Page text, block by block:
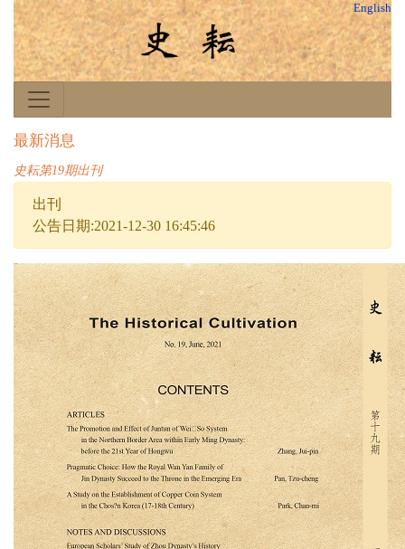
English
最新消息
史耘第19期出刊
出刊
公告日期:2021-12-30 16:45:46